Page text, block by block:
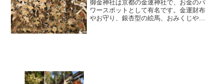
御金神社は京都の金運神社で、お金のパ
ワースポットとして有名です。金運財布
やお守り、銀杏型の絵馬、おみくじや金